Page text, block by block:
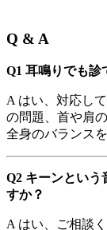
Q & A
Q1 耳鳴りでも診
A はい、対応し
の問題、首や肩
全身のバランス
Q2 キーンという
すか？
A はい、ご相談